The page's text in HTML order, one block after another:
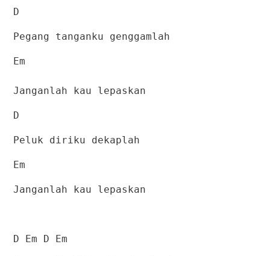
D
Pegang tanganku genggamlah
Em
Janganlah kau lepaskan
D
Peluk diriku dekaplah
Em
Janganlah kau lepaskan
D Em D Em